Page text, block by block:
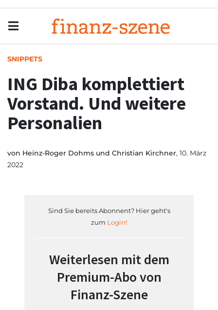
SNIPPETS
ING Diba komplettiert
Vorstand. Und weitere
Personalien
von Heinz-Roger Dohms und Christian Kirchner, 10. März
2022
Sind Sie bereits Abonnent? Hier geht's
zum Login!
Weiterlesen mit dem
Premium-Abo von
Finanz-Szene